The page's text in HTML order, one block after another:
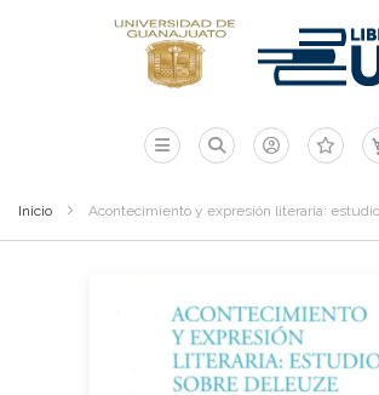
Inicio Acontecimiento y expresión literaria: